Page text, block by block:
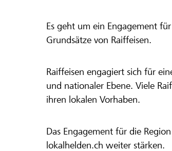
Es geht um ein Engagement
Grundsätze von Raiffeisen.
Raiffeisen engagiert sich für
und nationaler Ebene. Viele
ihren lokalen Vorhaben.
Das Engagement für die
lokalhelden.ch weiter stärken.